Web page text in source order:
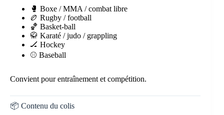
🥊 Boxe / MMA / combat libre
🏉 Rugby / football
🏀 Basket-ball
🥋 Karaté / judo / grappling
🏒 Hockey
⚾ Baseball
Convient pour entraînement et compétition.
📦 Contenu du colis